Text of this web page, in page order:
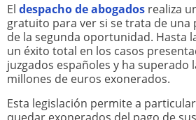
El despacho de abogados realiza
gratuito para ver si se trata de una
de la segunda oportunidad. Hasta
un éxito total en los casos
juzgados españoles y ha superado
millones de euros exonerados.
Esta legislación permite a